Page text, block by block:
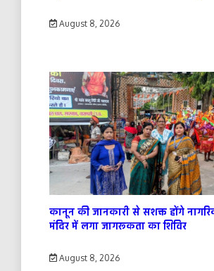
August 8, 2026
कानून की जानकारी से सशक्त होंगे
मंदिर में लगा जागरूकता का शिविर
August 8, 2026